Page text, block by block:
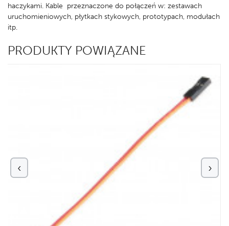
haczykami. Kable przeznaczone do połączeń w: zestawach
uruchomieniowych, płytkach stykowych, prototypach, modułach
itp.
PRODUKTY POWIĄZANE
‹ ›